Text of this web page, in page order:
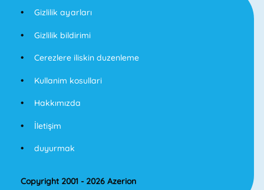
Gizlilik ayarları
Gizlilik bildirimi
Cerezlere iliskin duzenleme
Kullanim kosullari
Hakkımızda
İletişim
duyurmak
Copyright 2001 - 2026 Azerion